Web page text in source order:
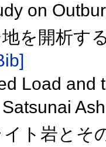
on
を開析す
Load and
ト岩とそ